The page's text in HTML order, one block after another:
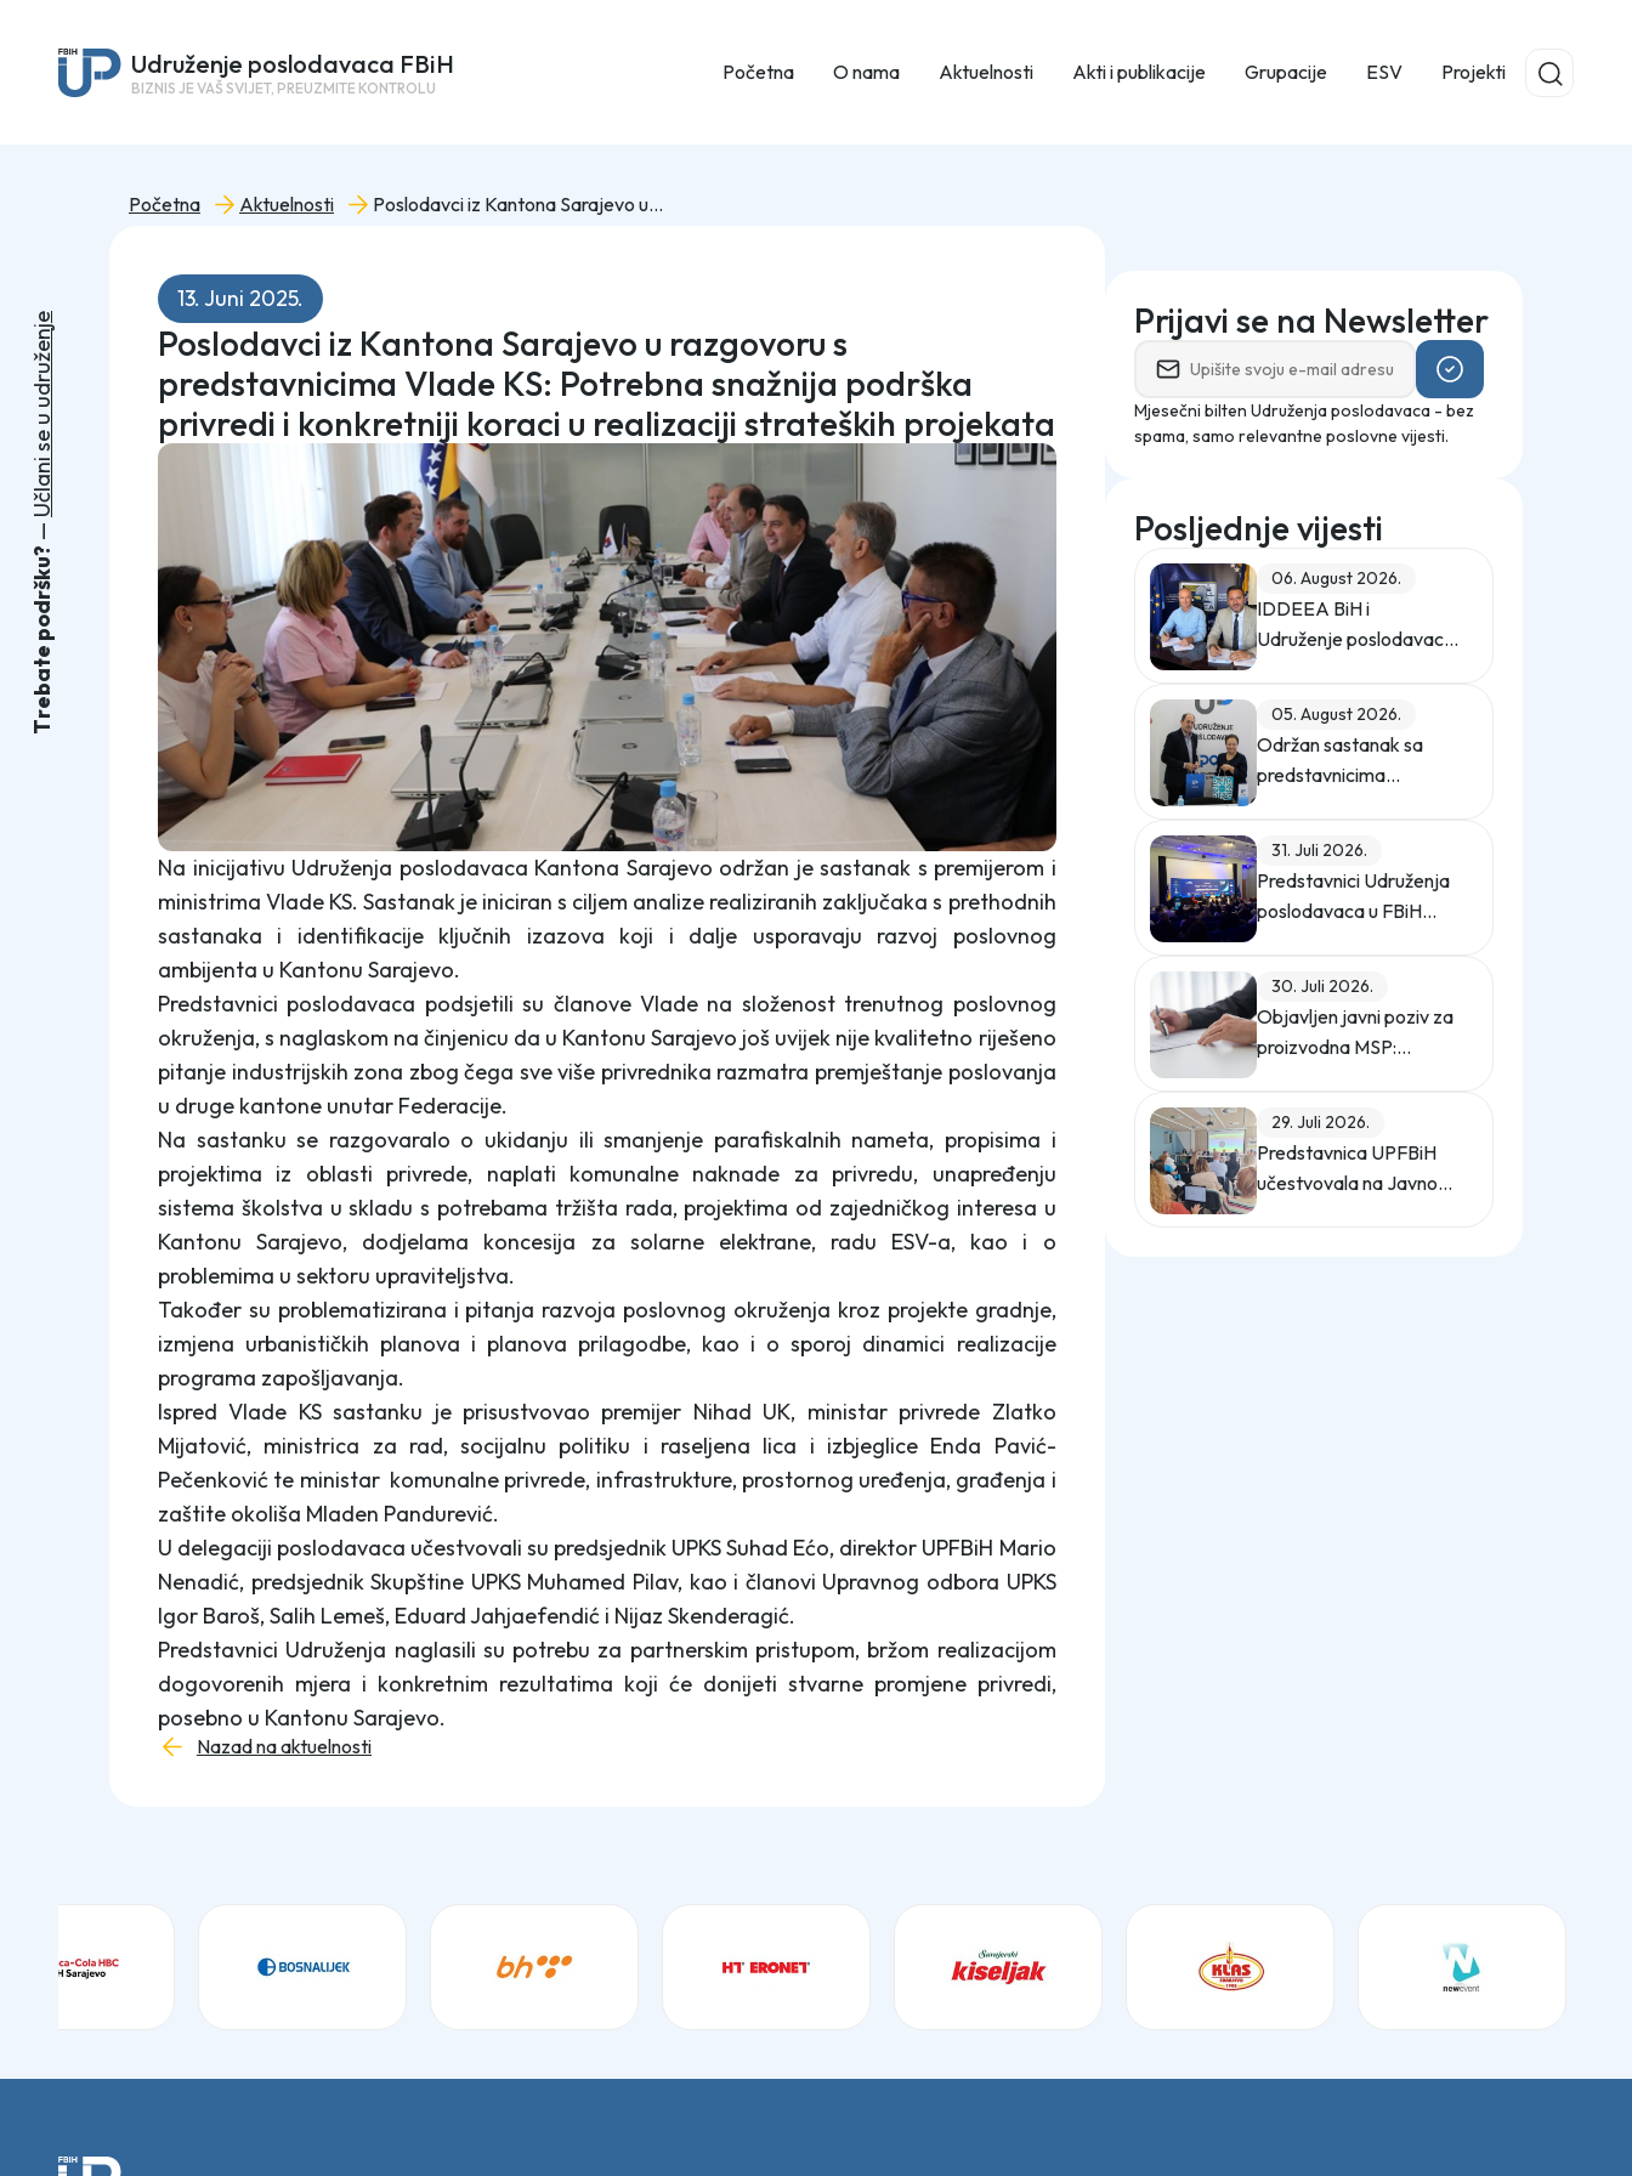
Udruženje poslodavaca FBiH
BIZNIS JE VAŠ SVIJET, PREUZMITE KONTROLU
Početna O nama Aktuelnosti Akti i publikacije Grupacije ESV Projekti
Početna Aktuelnosti Poslodavci iz Kantona Sarajevo u razgovoru s predstavnicima Vlade KS: Potrebna snažnija podrška privredi i konkretniji koraci u realizaciji strateških projekata
13. Juni 2025.
Poslodavci iz Kantona Sarajevo u razgovoru s
predstavnicima Vlade KS: Potrebna snažnija podrška
privredi i konkretniji koraci u realizaciji strateških projekata
Na inicijativu Udruženja poslodavaca Kantona Sarajevo održan je sastanak s premijerom i
ministrima Vlade KS. Sastanak je iniciran s ciljem analize realiziranih zaključaka s prethodnih
sastanaka i identifikacije ključnih izazova koji i dalje usporavaju razvoj poslovnog
ambijenta u Kantonu Sarajevo.
Predstavnici poslodavaca podsjetili su članove Vlade na složenost trenutnog poslovnog
okruženja, s naglaskom na činjenicu da u Kantonu Sarajevo još uvijek nije kvalitetno riješeno
pitanje industrijskih zona zbog čega sve više privrednika razmatra premještanje poslovanja
u druge kantone unutar Federacije.
Na sastanku se razgovaralo o ukidanju ili smanjenje parafiskalnih nameta, propisima i
projektima iz oblasti privrede, naplati komunalne naknade za privredu, unapređenju
sistema školstva u skladu s potrebama tržišta rada, projektima od zajedničkog interesa u
Kantonu Sarajevo, dodjelama koncesija za solarne elektrane, radu ESV-a, kao i o
problemima u sektoru upraviteljstva.
Također su problematizirana i pitanja razvoja poslovnog okruženja kroz projekte gradnje,
izmjena urbanističkih planova i planova prilagodbe, kao i o sporoj dinamici realizacije
programa zapošljavanja.
Ispred Vlade KS sastanku je prisustvovao premijer Nihad UK, ministar privrede Zlatko
Mijatović, ministrica za rad, socijalnu politiku i raseljena lica i izbjeglice Enda Pavić-
Pečenković te ministar komunalne privrede, infrastrukture, prostornog uređenja, građenja i
zaštite okoliša Mladen Pandurević.
U delegaciji poslodavaca učestvovali su predsjednik UPKS Suhad Ećo, direktor UPFBiH Mario
Nenadić, predsjednik Skupštine UPKS Muhamed Pilav, kao i članovi Upravnog odbora UPKS
Igor Baroš, Salih Lemeš, Eduard Jahjaefendić i Nijaz Skenderagić.
Predstavnici Udruženja naglasili su potrebu za partnerskim pristupom, bržom realizacijom
dogovorenih mjera i konkretnim rezultatima koji će donijeti stvarne promjene privredi,
posebno u Kantonu Sarajevo.
Nazad na aktuelnosti
Prijavi se na Newsletter
Mjesečni bilten Udruženja poslodavaca - bez
spama, samo relevantne poslovne vijesti.
Posljednje vijesti
06. August 2026.
IDDEEA BiH i
Udruženje poslodavaca
o saradnji
05. August 2026.
Održan sastanak sa
predstavnicima
31. Juli 2026.
Predstavnici Udruženja
poslodavaca u FBiH
učestvovali na promo
poslova "Gledaj sebi
posla"
30. Juli 2026.
Objavljen javni poziv za
proizvodna MSP:
29. Juli 2026.
Predstavnica UPFBiH
učestvovala na Javnom
T
r
e
b
a
t
e
p
o
d
r
š
k
u
?
U
č
l
a
n
i
s
e
u
u
d
r
u
ž
e
n
j
e